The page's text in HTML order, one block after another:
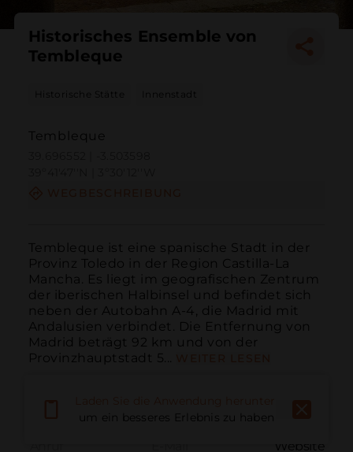
Historisches Ensemble von
Tembleque
Historische Stätte Innenstadt
Tembleque
Tembleque ist eine spanische Stadt in der
Provinz Toledo in der Region Castilla-La
Mancha. Es liegt im geografischen Zentrum
der iberischen Halbinsel und befindet sich
neben der Autobahn A-4, die Madrid mit
Andalusien verbindet. Die Entfernung von
Madrid beträgt 92 km und von der
Provinzhauptstadt 5...
Website
um ein besseres Erlebnis zu haben